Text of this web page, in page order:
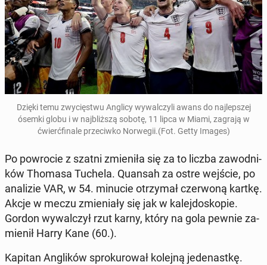
Dzięki temu zwy­cię­stwu Anglicy wy­wal­czy­li awans do naj­lep­szej
ósemki globu i w naj­bliż­szą sobotę, 11 lipca w Miami, zagrają w
ćwierć­fi­na­le prze­ciw­ko Nor­we­gii.(Fot. Getty Images)
Po po­wro­cie z szatni zmie­ni­ła się za to liczba za­wod­ni­
ków Thomasa Tuchela. Quansah za ostre wejście, po
ana­li­zie VAR, w 54. minucie otrzy­mał czer­wo­ną kartkę.
Akcje w meczu zmie­nia­ły się jak w ka­lej­do­sko­pie.
Gordon wy­wal­czył rzut karny, który na gola pewnie za­
mie­nił Harry Kane (60.).
Kapitan An­gli­ków spro­ku­ro­wał kolejną je­de­nast­kę.